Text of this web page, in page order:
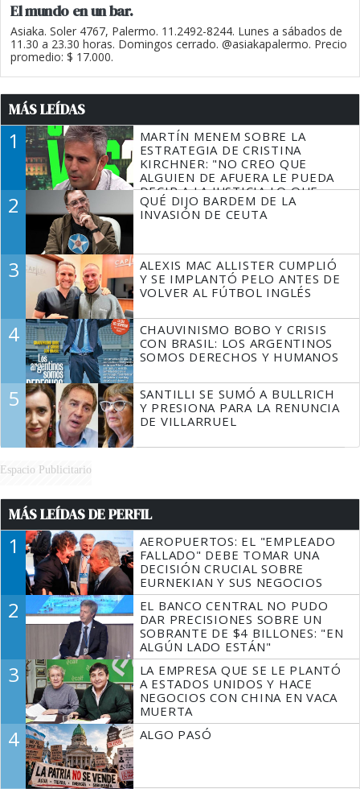
El mundo en un bar.
Asiaka. Soler 4767, Palermo. 11.2492-8244. Lunes a sábados de
11.30 a 23.30 horas. Domingos cerrado. @asiakapalermo. Precio
promedio: $ 17.000.
MÁS LEÍDAS
1
MARTÍN MENEM SOBRE LA
ESTRATEGIA DE CRISTINA
KIRCHNER: "NO CREO QUE
ALGUIEN DE AFUERA LE PUEDA
DECIR A LA JUSTICIA LO QUE
TIENE QUE HACER"
2
QUÉ DIJO BARDEM DE LA
INVASIÓN DE CEUTA
3
ALEXIS MAC ALLISTER CUMPLIÓ
Y SE IMPLANTÓ PELO ANTES DE
VOLVER AL FÚTBOL INGLÉS
4
CHAUVINISMO BOBO Y CRISIS
CON BRASIL: LOS ARGENTINOS
SOMOS DERECHOS Y HUMANOS
5
SANTILLI SE SUMÓ A BULLRICH
Y PRESIONA PARA LA RENUNCIA
DE VILLARRUEL
Espacio Publicitario
MÁS LEÍDAS DE PERFIL
1
AEROPUERTOS: EL "EMPLEADO
FALLADO" DEBE TOMAR UNA
DECISIÓN CRUCIAL SOBRE
EURNEKIAN Y SUS NEGOCIOS
2
EL BANCO CENTRAL NO PUDO
DAR PRECISIONES SOBRE UN
SOBRANTE DE $4 BILLONES: "EN
ALGÚN LADO ESTÁN"
3
LA EMPRESA QUE SE LE PLANTÓ
A ESTADOS UNIDOS Y HACE
NEGOCIOS CON CHINA EN VACA
MUERTA
4 ALGO PASÓ